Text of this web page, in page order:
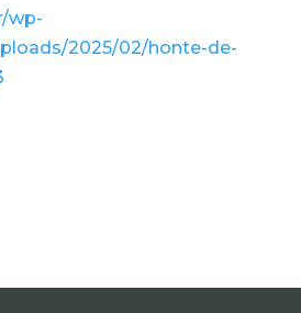
wp-
2025/02/honte-de-